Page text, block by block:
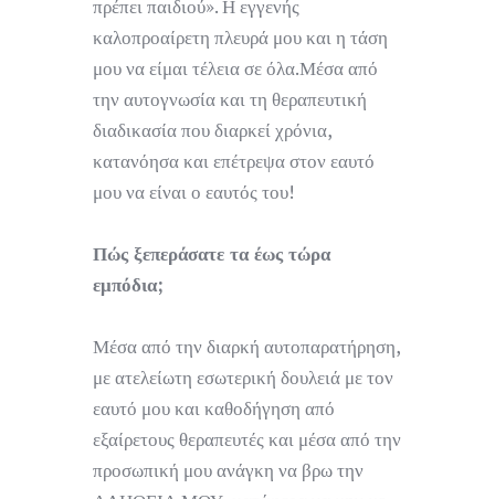
πρέπει παιδιού». Η εγγενής
καλοπροαίρετη πλευρά μου και η τάση
μου να είμαι τέλεια σε όλα.Μέσα από
την αυτογνωσία και τη θεραπευτική
διαδικασία που διαρκεί χρόνια,
κατανόησα και επέτρεψα στον εαυτό
μου να είναι ο εαυτός του!
Πώς ξεπεράσατε τα έως τώρα
εμπόδια;
Μέσα από την διαρκή αυτοπαρατήρηση,
με ατελείωτη εσωτερική δουλειά με τον
εαυτό μου και καθοδήγηση από
εξαίρετους θεραπευτές και μέσα από την
προσωπική μου ανάγκη να βρω την